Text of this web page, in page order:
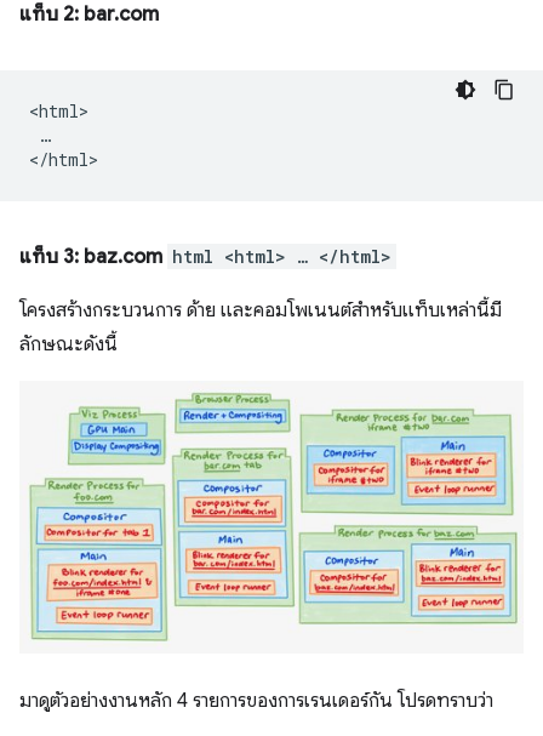
แท็บ 2: bar.com
<html>
…
แท็บ 3: baz.com html <html> … </html>
โครงสร้างกระบวนการ ด้าย และคอมโพเนนต์สำหรับแท็บเหล่านี้มี
ลักษณะดังนี้
มาดูตัวอย่างงานหลัก 4 รายการของการเรนเดอร์กัน โปรดทราบว่า